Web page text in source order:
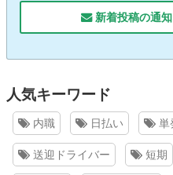
新着投稿の通
人気キーワード
内職 日払い 単
送迎ドライバー 短期